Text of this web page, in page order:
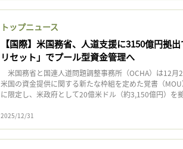
トップニュース
【国際】米国務省、人道支援に3150億円拠
リセット」でプール型資金管理へ
米国務省と国連人道問題調整事務所（OCHA）は12月
米国の資金提供に関する新たな枠組を定めた覚書（
に限定し、米政府として20億米ドル（約3,150億円）を
2025/12/31